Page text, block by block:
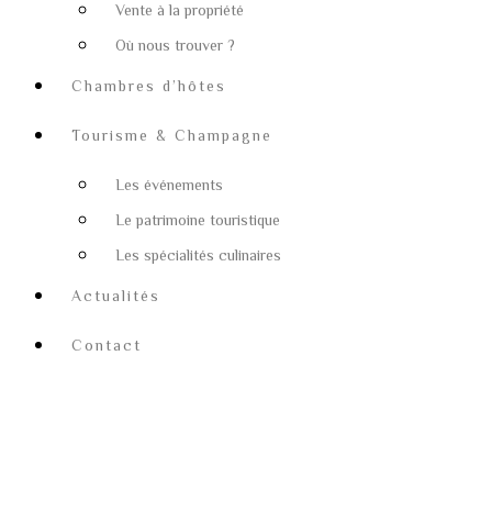
Vente à la propriété
Où nous trouver ?
Chambres d’hôtes
Tourisme & Champagne
Les événements
Le patrimoine touristique
Les spécialités culinaires
Actualités
Contact